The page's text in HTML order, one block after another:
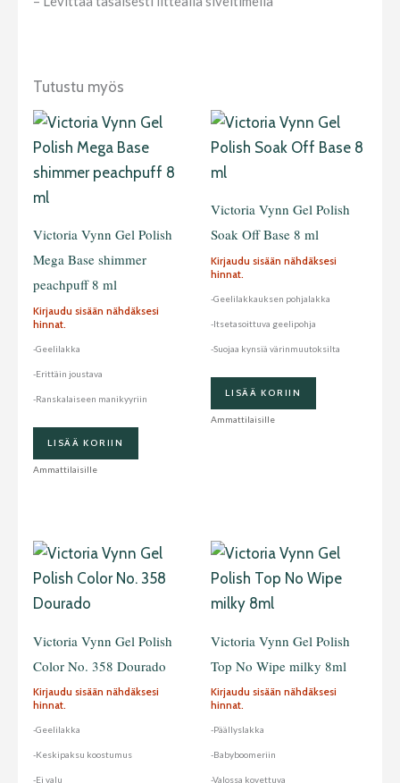
Tutustu myös
Victoria Vynn Gel Polish
Mega Base shimmer
peachpuff 8 ml
Kirjaudu sisään nähdäksesi
hinnat.
-Geelilakka
-Erittäin joustava
-Ranskalaiseen manikyyriin
LISÄÄ KORIIN
Ammattilaisille
Victoria Vynn Gel Polish
Soak Off Base 8 ml
Kirjaudu sisään nähdäksesi
hinnat.
-Geelilakkauksen pohjalakka
-Itsetasoittuva geelipohja
-Suojaa kynsiä värinmuutoksilta
LISÄÄ KORIIN
Ammattilaisille
Victoria Vynn Gel Polish
Color No. 358 Dourado
Kirjaudu sisään nähdäksesi
hinnat.
-Geelilakka
-Keskipaksu koostumus
-Ei valu
Victoria Vynn Gel Polish
Top No Wipe milky 8ml
Kirjaudu sisään nähdäksesi
hinnat.
-Päällyslakka
-Babyboomeriin
-Valossa kovettuva